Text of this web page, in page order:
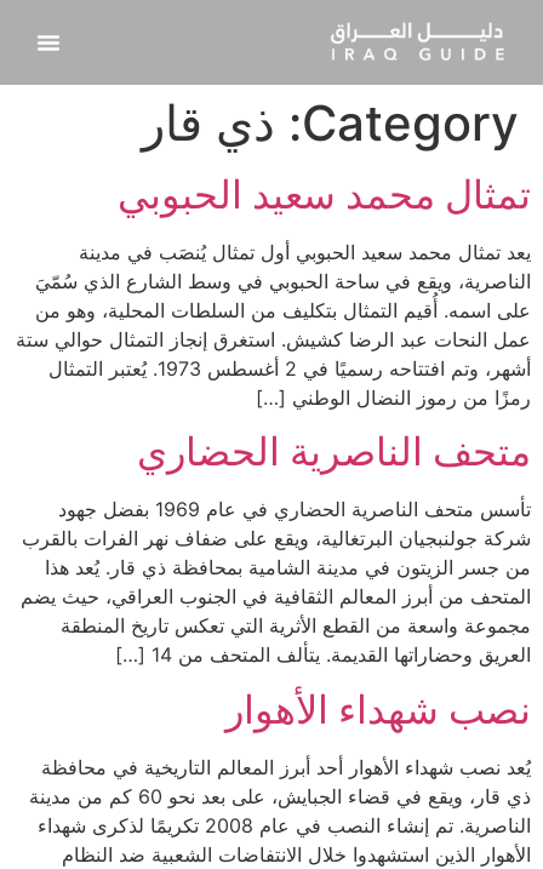
Category: ذي قار
تمثال محمد سعيد الحبوبي
يعد تمثال محمد سعيد الحبوبي أول تمثال يُنصَب في مدينة
الناصرية، ويقع في ساحة الحبوبي في وسط الشارع الذي سُمّيَ
على اسمه. أُقيم التمثال بتكليف من السلطات المحلية، وهو من
عمل النحات عبد الرضا كشيش. استغرق إنجاز التمثال حوالي ستة
أشهر، وتم افتتاحه رسميًا في 2 أغسطس 1973. يُعتبر التمثال
رمزًا من رموز النضال الوطني […]
متحف الناصرية الحضاري
تأسس متحف الناصرية الحضاري في عام 1969 بفضل جهود
شركة جولنبجيان البرتغالية، ويقع على ضفاف نهر الفرات بالقرب
من جسر الزيتون في مدينة الشامية بمحافظة ذي قار. يُعد هذا
المتحف من أبرز المعالم الثقافية في الجنوب العراقي، حيث يضم
مجموعة واسعة من القطع الأثرية التي تعكس تاريخ المنطقة
العريق وحضاراتها القديمة. يتألف المتحف من 14 […]
نصب شهداء الأهوار
يُعد نصب شهداء الأهوار أحد أبرز المعالم التاريخية في محافظة
ذي قار، ويقع في قضاء الجبايش، على بعد نحو 60 كم من مدينة
الناصرية. تم إنشاء النصب في عام 2008 تكريمًا لذكرى شهداء
الأهوار الذين استشهدوا خلال الانتفاضات الشعبية ضد النظام